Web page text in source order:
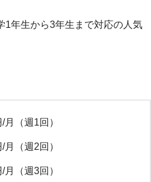
1年生から3年生まで対応の人気
（週1回）
（週2回）
（週3回）